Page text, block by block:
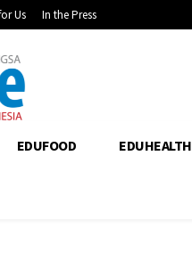
Us In the Press
EDUFOOD EDUHEALTH